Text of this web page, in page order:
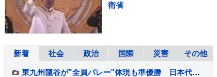
衛省
新着 社会 政治 国際 災害 その他
東九州龍谷が"全員バレー"体現も準優勝 日本代表・忠願寺莉桜「国体と春高では絶対リベンジしたい」【インターハイ】